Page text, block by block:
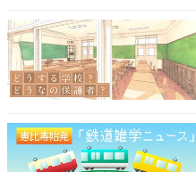
次ページ
る